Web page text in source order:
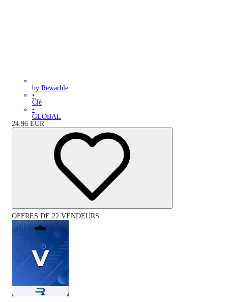
by Rewarble
•
Clé
•
GLOBAL
24.96 EUR
OFFRES DE 22 VENDEURS